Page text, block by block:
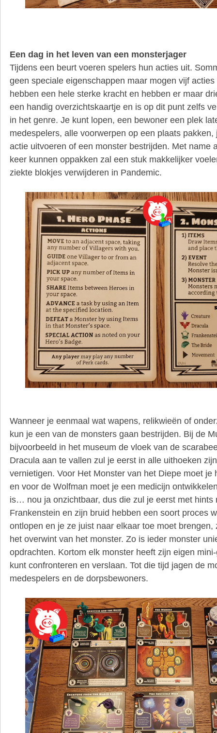
Een dag in het leven van een monsterjager
Tijdens een beurt voeren spelers hun acties uit.
geen speciale eigenschappen maar mogen vijf
hebben een hele sterke kracht en hebben er maar
een handig overzichtskaartje en is op dit punt zelfs
in het genre. Je kunt lopen, een bewoner een plek
medespelers, alle voorwerpen op een plaats
actie uitvoeren of een monster bestrijden. Met name
keer kunnen oppakken zal een stuk makkelijker
ziekte blokjes verwijderen in Pandemic.
Wanneer je eenmaal wat wapens, relikwieën of
kun je een van de monsters gaan bestrijden. Bij de
bijvoorbeeld in het museum de vloek van de
Dracula aan te vallen zul je eerst in alle uithoeken
vernietigen. Voor Het Monster van het Diepe moet je
en voor de Wolfman moet je een medicijn
is… nou ja onzichtbaar, dus die zul je eerst met hints
Frankenstein en zijn bruid hebben een soort proces
ontlopen en je ze juist naar elkaar toe moet brengen,
het overwint van het monster. Zo is ieder monster
opdrachten. Kortom elk monster heeft zijn eigen
kunt confronteren en verslaan. Tot die tijd jagen de
medespelers en de dorpsbewoners.